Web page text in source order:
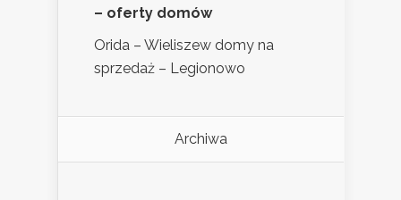
– oferty domów
Orida – Wieliszew domy na
sprzedaż – Legionowo
Archiwa